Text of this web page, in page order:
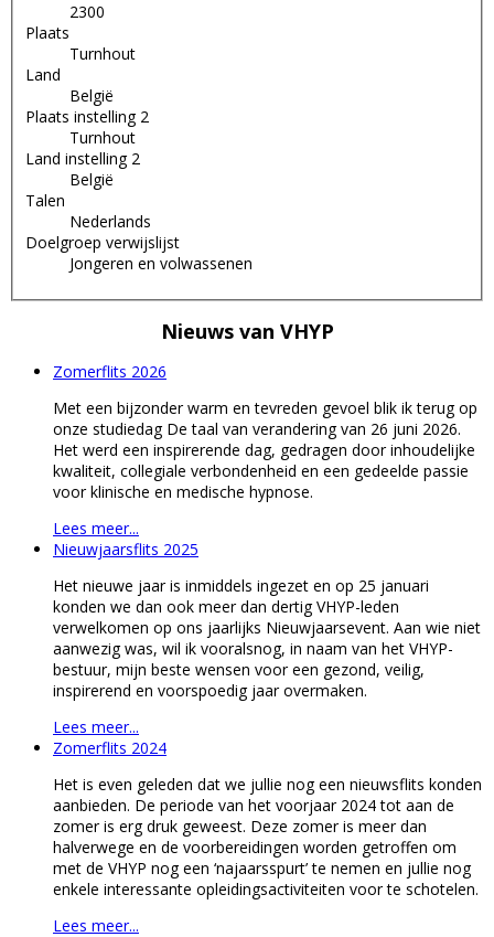
2300
Plaats
Turnhout
Land
België
Plaats instelling 2
Turnhout
Land instelling 2
België
Talen
Nederlands
Doelgroep verwijslijst
Jongeren en volwassenen
Nieuws van VHYP
Zomerflits 2026
Met een bijzonder warm en tevreden gevoel blik ik terug op
onze studiedag De taal van verandering van 26 juni 2026.
Het werd een inspirerende dag, gedragen door inhoudelijke
kwaliteit, collegiale verbondenheid en een gedeelde passie
voor klinische en medische hypnose.
Lees meer...
Nieuwjaarsflits 2025
Het nieuwe jaar is inmiddels ingezet en op 25 januari
konden we dan ook meer dan dertig VHYP-leden
verwelkomen op ons jaarlijks Nieuwjaarsevent. Aan wie niet
aanwezig was, wil ik vooralsnog, in naam van het VHYP-
bestuur, mijn beste wensen voor een gezond, veilig,
inspirerend en voorspoedig jaar overmaken.
Lees meer...
Zomerflits 2024
Het is even geleden dat we jullie nog een nieuwsflits konden
aanbieden. De periode van het voorjaar 2024 tot aan de
zomer is erg druk geweest. Deze zomer is meer dan
halverwege en de voorbereidingen worden getroffen om
met de VHYP nog een ‘najaarsspurt’ te nemen en jullie nog
enkele interessante opleidingsactiviteiten voor te schotelen.
Lees meer...